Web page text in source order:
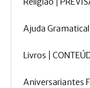
Ajuda Gramatical
Livros
Aniversariantes